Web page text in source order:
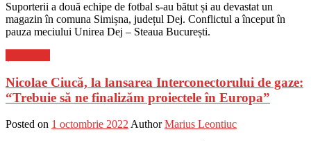
Suporterii a două echipe de fotbal s-au bătut și au devastat un
magazin în comuna Simișna, județul Dej. Conflictul a început în
pauza meciului Unirea Dej – Steaua București.
Nicolae Ciucă, la lansarea Interconectorului de gaze:
“Trebuie să ne finalizăm proiectele în Europa”
Posted on 1 octombrie 2022Author Marius Leontiuc